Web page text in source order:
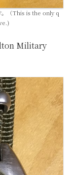
。（This is the only q
Military